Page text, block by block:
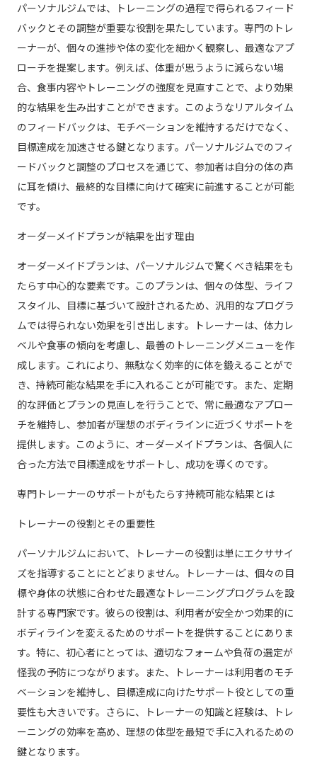
パーソナルジムでは、トレーニングの過程で得られるフィード
バックとその調整が重要な役割を果たしています。専門のトレ
ーナーが、個々の進捗や体の変化を細かく観察し、最適なアプ
ローチを提案します。例えば、体重が思うように減らない場
合、食事内容やトレーニングの強度を見直すことで、より効果
的な結果を生み出すことができます。このようなリアルタイム
のフィードバックは、モチベーションを維持するだけでなく、
目標達成を加速させる鍵となります。パーソナルジムでのフィ
ードバックと調整のプロセスを通じて、参加者は自分の体の声
に耳を傾け、最終的な目標に向けて確実に前進することが可能
です。
オーダーメイドプランが結果を出す理由
オーダーメイドプランは、パーソナルジムで驚くべき結果をも
たらす中心的な要素です。このプランは、個々の体型、ライフ
スタイル、目標に基づいて設計されるため、汎用的なプログラ
ムでは得られない効果を引き出します。トレーナーは、体力レ
ベルや食事の傾向を考慮し、最善のトレーニングメニューを作
成します。これにより、無駄なく効率的に体を鍛えることがで
き、持続可能な結果を手に入れることが可能です。また、定期
的な評価とプランの見直しを行うことで、常に最適なアプロー
チを維持し、参加者が理想のボディラインに近づくサポートを
提供します。このように、オーダーメイドプランは、各個人に
合った方法で目標達成をサポートし、成功を導くのです。
専門トレーナーのサポートがもたらす持続可能な結果とは
トレーナーの役割とその重要性
パーソナルジムにおいて、トレーナーの役割は単にエクササイ
ズを指導することにとどまりません。トレーナーは、個々の目
標や身体の状態に合わせた最適なトレーニングプログラムを設
計する専門家です。彼らの役割は、利用者が安全かつ効果的に
ボディラインを変えるためのサポートを提供することにありま
す。特に、初心者にとっては、適切なフォームや負荷の選定が
怪我の予防につながります。また、トレーナーは利用者のモチ
ベーションを維持し、目標達成に向けたサポート役としての重
要性も大きいです。さらに、トレーナーの知識と経験は、トレ
ーニングの効率を高め、理想の体型を最短で手に入れるための
鍵となります。